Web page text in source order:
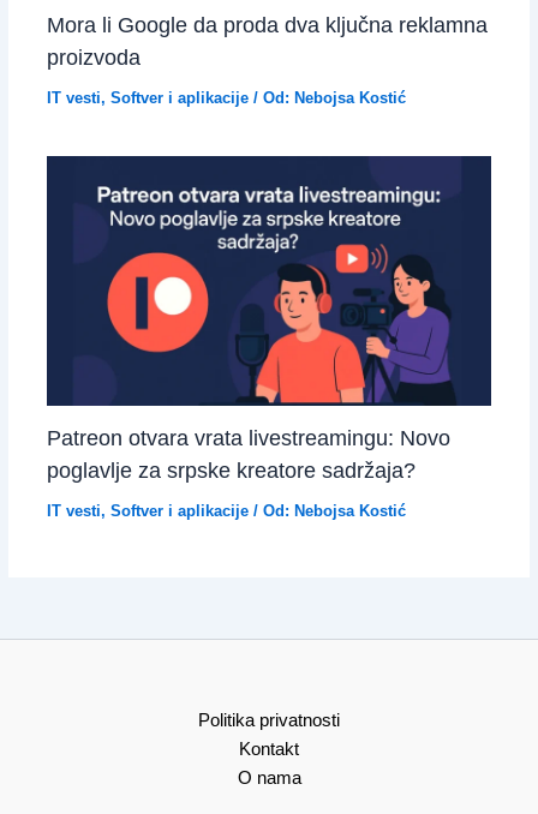
Mora li Google da proda dva ključna reklamna
proizvoda
IT vesti, Softver i aplikacije/ Od: Nebojsa Kostić
Patreon otvara vrata livestreamingu: Novo
poglavlje za srpske kreatore sadržaja?
IT vesti, Softver i aplikacije/ Od: Nebojsa Kostić
Politika privatnosti
Kontakt
O nama